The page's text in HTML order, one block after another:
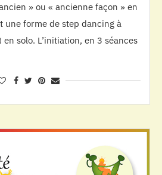
» ou « ancienne façon » en
une forme de step dancing à
en solo. L’initiation, en 3 séances